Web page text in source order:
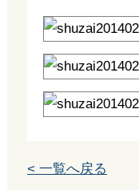
< 一覧へ戻る